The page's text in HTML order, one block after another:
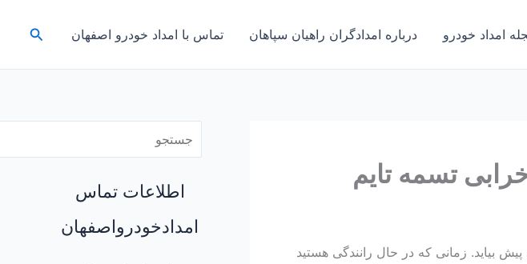
امداد خودرو درباره امدادگران راهیان سپاهان تماس با امداد خودرو اصفهان جستجو
تسمه تایم
بیاید. زمانی که در حال رانندگی هستید
س
اطلاعات تماس
امدادخودرواصفهان